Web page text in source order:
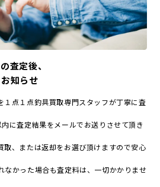
査定後、
知らせ
１点１点釣具買取専門スタッフが丁寧に査
に査定結果をメールでお送りさせて頂き
取、または返却をお選び頂けますので安心
なかった場合も査定料は、一切かかりませ